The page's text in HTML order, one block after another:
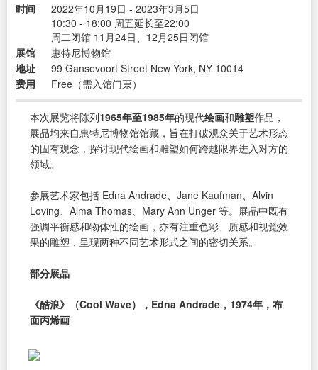
时间
2022年10月19日 - 2023年3月5日
10:30 - 18:00 周五延长至22:00
周二闭馆 11月24日、12月25日闭馆
展馆
惠特尼博物馆
地址
99 Gansevoort Street New York, NY 10014
费用
Free（需入馆门票）
本次展览将陈列1965年至1985年的现代绘画和雕塑作品，
展品均来自惠特尼博物馆馆藏，旨在打破观众关于艺术形态
的固有观念，探讨现代绘画和雕塑如何跨越限界进入对方的
领域。
参展艺术家包括 Edna Andrade、Jane Kaufman、Alvin
Loving、Alma Thomas、Mary Ann Unger 等。展品中既有
强调平衡感和物体性的绘画，亦有注重色彩、质感和视觉效
果的雕塑，呈现两种不同艺术形式之间的密切关系。
部分展品
《酷浪》（Cool Wave），Edna Andrade，1974年，布
面丙烯画